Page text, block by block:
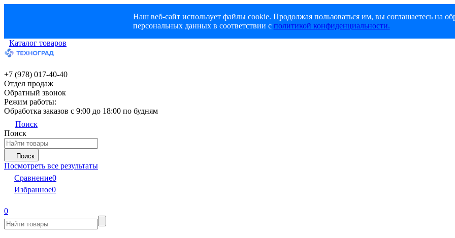
Наш веб-сайт использует файлы cookie. Продолжая пользоваться им, вы соглашаетесь на
персональных данных в соответствии с политикой конфиденциальности.
Каталог товаров
+7 (978) 017-40-40
Отдел продаж
Обратный звонок
Режим работы:
Обработка заказов с 9:00 до 18:00 по будням
Поиск
Поиск
Поиск
Посмотреть все результаты
Сравнение0
Избранное0
0